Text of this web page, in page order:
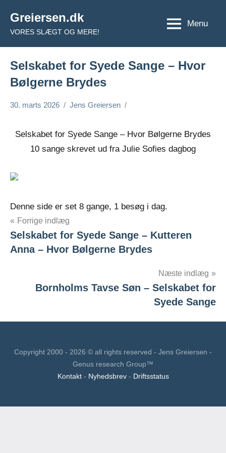
indhold
Greiersen.dk
VORES SLÆGT OG MERE!
Menu
Selskabet for Syede Sange – Hvor
Bølgerne Brydes
30. marts 2026 Jens Greiersen
Selskabet for Syede Sange – Hvor Bølgerne Brydes
10 sange skrevet ud fra Julie Sofies dagbog
Denne side er set 8 gange, 1 besøg i dag.
Indlægsnavigation
Forrige indlæg
Selskabet for Syede Sange – Kutteren
Anna – Hvor Bølgerne Brydes
Næste indlæg
Bornholms Tavse Søn – Selskabet for
Syede Sange
Copyright 2000 - 2026 © all rights reserved - Jens Greiersen -
Genus research Group™
Kontakt- Nyhedsbrev- Driftsstatus